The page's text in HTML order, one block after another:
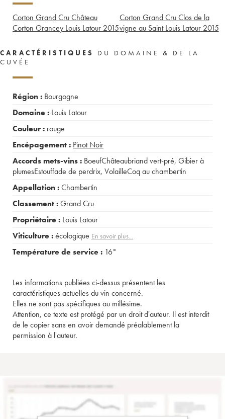
Corton Grand Cru Château
Corton Grancey Louis Latour 2015
Corton Grand Cru Clos de la
vigne au Saint Louis Latour 2015
CARACTÉRISTIQUES
DU DOMAINE & DE LA
CUVÉE
Région : Bourgogne
Domaine : Louis Latour
Couleur : rouge
Encépagement : Pinot Noir
Accords mets-vins : BoeufChâteaubriand vert-pré, Gibier à
plumesEstouffade de perdrix, VolailleCoq au chambertin
Appellation :Chambertin
Classement :Grand Cru
Propriétaire : Louis Latour
Viticulture :écologique En savoir plus...
Température de service : 16°
Les informations publiées ci-dessus présentent les
caractéristiques actuelles du vin concerné.
Elles ne sont pas spécifiques au millésime.
Attention, ce texte est protégé par un droit d'auteur. Il est interdit
de le copier sans en avoir demandé préalablement la
permission à l'auteur.